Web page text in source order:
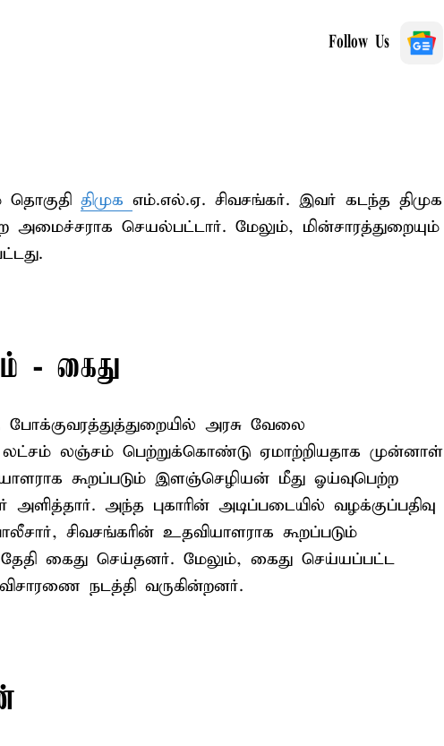
Follow Us
திமுக எம்.எல்.ஏ. சிவசங்கர். இவர் கடந்த திமுக
அமைச்சராக செயல்பட்டார். மேலும், மின்சாரத்துறையும்
- கைது
அரசு வேலை
லட்சம் லஞ்சம் பெற்றுக்கொண்டு ஏமாற்றியதாக முன்னாள்
கூறப்படும் இளஞ்செழியன் மீது ஓய்வுபெற்ற
அளித்தார். அந்த புகாரின் அடிப்படையில் வழக்குப்பதிவு
சிவசங்கரின் உதவியாளராக கூறப்படும்
கைது செய்தனர். மேலும், கைது செய்யப்பட்ட
நடத்தி வருகின்றனர்.